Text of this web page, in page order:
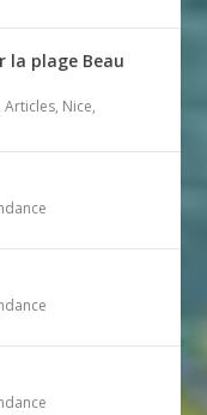
la plage Beau
,Articles, Nice,